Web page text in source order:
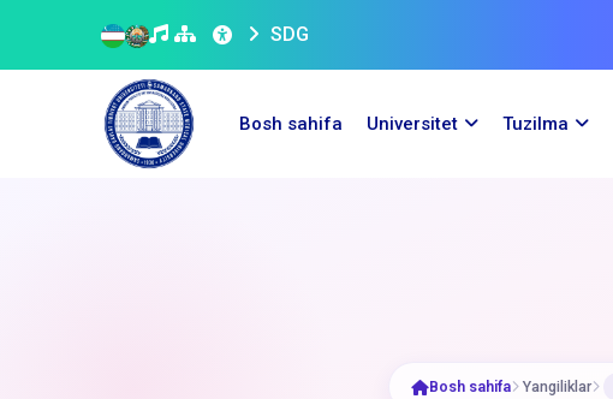
SDG
Bosh sahifa Universitet Tuzilma
Bosh sahifa Yangiliklar